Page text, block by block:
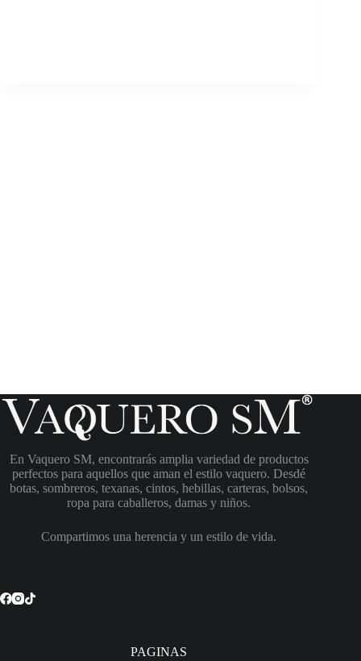
En Vaquero SM, encontrarás amplia variedad de productos
perfectos para aquellos que aman el estilo vaquero. Desdé
botas, sombreros, texanas, cintos, hebillas, carteras, bolsos,
ropa para caballeros, damas y niños.
Compartimos una herencia y un estilo de vida.
PAGINAS